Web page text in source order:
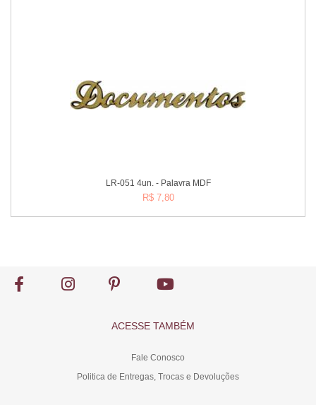
LR-051 4un. - Palavra MDF
R$ 7,80
ACESSE TAMBÉM
Fale Conosco
Politica de Entregas, Trocas e Devoluções